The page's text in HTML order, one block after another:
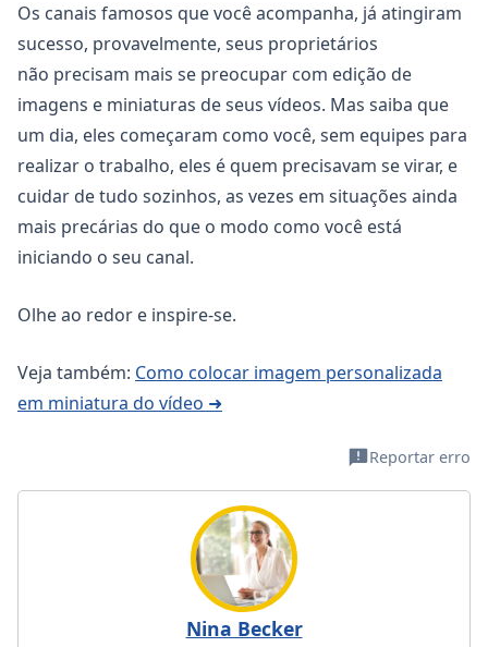
Os canais famosos que você acompanha, já atingiram
sucesso, provavelmente, seus proprietários
não precisam mais se preocupar com edição de
imagens e miniaturas de seus vídeos. Mas saiba que
um dia, eles começaram como você, sem equipes para
realizar o trabalho, eles é quem precisavam se virar, e
cuidar de tudo sozinhos, as vezes em situações ainda
mais precárias do que o modo como você está
iniciando o seu canal.
Olhe ao redor e inspire-se.
Veja também: Como colocar imagem personalizada
em miniatura do vídeo ➜
Reportar erro
Nina Becker